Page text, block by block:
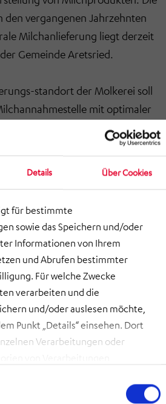
Details Über Cookies
für bestimmte
sowie das Speichern und/oder
Informationen von Ihrem
und Abrufen bestimmter
Für welche Zwecke
verarbeiten und die
und/oder auslesen möchte,
Punkt „Details“ einsehen. Dort
Verarbeitungen oder
alle der erläuterten
den vergangenen Jahrzehnten
Milchanlieferung liegt derzeit
Gemeinde Aretsried.
standort der Molkerei soll
mit optimaler
geschaffen werden. Über eine
Rohware in die auf der anderen
Produktionsanlage
Medien zugeführt werden.
eines zentralen
für
des neuen HRL an die
über eine neue
vorhandene Kühllager werden
die als Produktions-
werden. Für die geplante
Infrastruktur